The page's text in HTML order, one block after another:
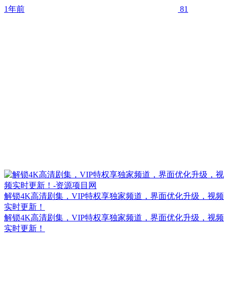
1年前 81
解锁4K高清剧集，VIP特权享独家频道，界面优化升级，视频
实时更新！
解锁4K高清剧集，VIP特权享独家频道，界面优化升级，视频
实时更新！